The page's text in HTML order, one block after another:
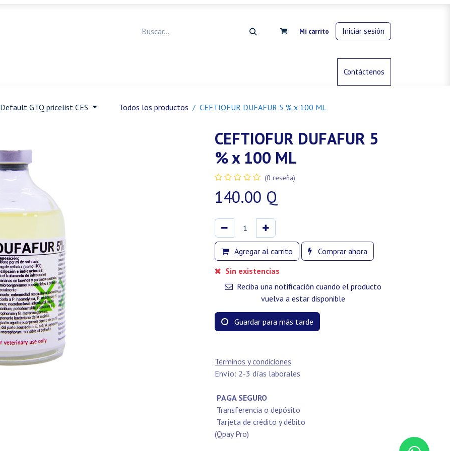
Mi carrito Iniciar sesión
Control de animalesContáctenos
Default GTQ pricelist CES Todos los productos CEFTIOFUR DUFAFUR 5 % x 100 ML
CEFTIOFUR DUFAFUR 5
% x 100 ML
(0 reseña)
140.00 Q
Agregar al carrito
Comprar ahora
Sin existencias
Reciba una notificación cuando el producto
vuelva a estar disponible
Guardar para más tarde
Términos y condiciones
Envío: 2-3 días laborales
PAGA SEGURO
Transferencia o depósito
Tarjeta de crédito y débito
(Qpay Pro)